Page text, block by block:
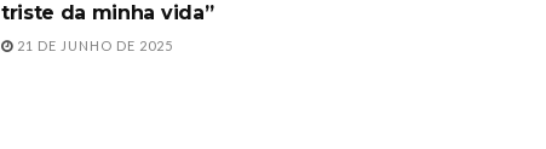
triste da minha vida”
21 DE JUNHO DE 2025